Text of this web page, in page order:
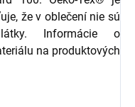
že v oblečení nie sú
Informácie o
na produktových